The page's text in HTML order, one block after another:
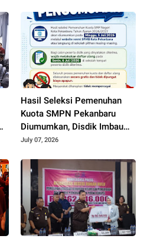
Hasil Seleksi Pemenuhan
Kuota SMPN Pekanbaru
Diumumkan, Disdik Imbau
Orang Tua Dampingi Anak
July 07, 2026